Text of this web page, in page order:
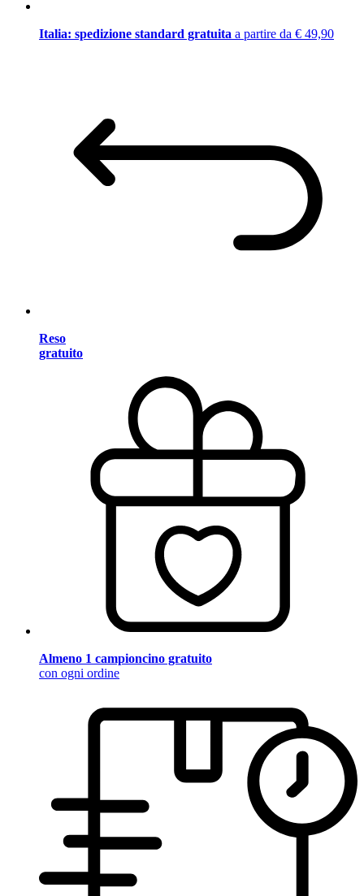
Italia: spedizione standard gratuita a partire da € 49,90
Reso
gratuito
Almeno 1 campioncino gratuito
con ogni ordine